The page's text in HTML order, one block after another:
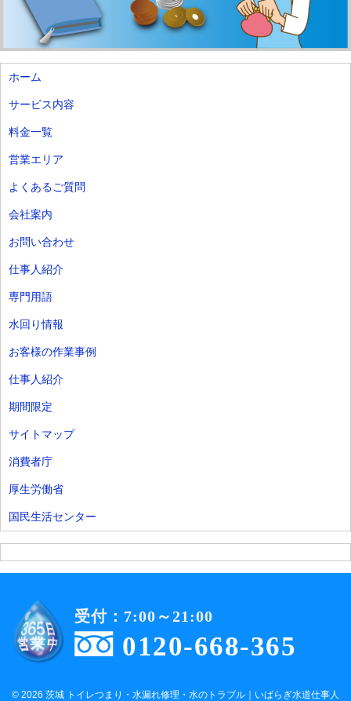
ホーム
サービス内容
料金一覧
営業エリア
よくあるご質問
会社案内
お問い合わせ
仕事人紹介
専門用語
水回り情報
お客様の作業事例
仕事人紹介
期間限定
サイトマップ
消費者庁
厚生労働省
国民生活センター
0120-668-365
受付：7:00～21:00
© 2026 茨城 トイレつまり・水漏れ修理・水のトラブル｜いばらぎ水道仕事人